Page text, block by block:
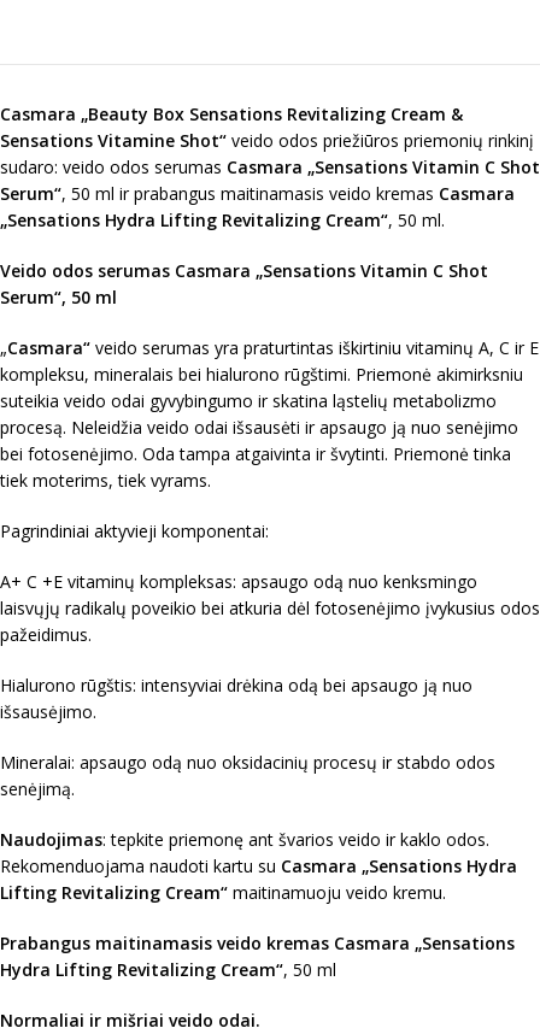
Casmara „Beauty Box Sensations Revitalizing Cream &
Sensations Vitamine Shot“ veido odos priežiūros priemonių rinkinį
sudaro: veido odos serumas Casmara „Sensations Vitamin C Shot
Serum“, 50 ml ir prabangus maitinamasis veido kremas Casmara
„Sensations Hydra Lifting Revitalizing Cream“, 50 ml.
Veido odos serumas Casmara „Sensations Vitamin C Shot
Serum“, 50 ml
„Casmara“ veido serumas yra praturtintas iškirtiniu vitaminų A, C ir E
kompleksu, mineralais bei hialurono rūgštimi. Priemonė akimirksniu
suteikia veido odai gyvybingumo ir skatina ląstelių metabolizmo
procesą. Neleidžia veido odai išsausėti ir apsaugo ją nuo senėjimo
bei fotosenėjimo. Oda tampa atgaivinta ir švytinti. Priemonė tinka
tiek moterims, tiek vyrams.
Pagrindiniai aktyvieji komponentai:
A+ C +E vitaminų kompleksas: apsaugo odą nuo kenksmingo
laisvųjų radikalų poveikio bei atkuria dėl fotosenėjimo įvykusius odos
pažeidimus.
Hialurono rūgštis: intensyviai drėkina odą bei apsaugo ją nuo
išsausėjimo.
Mineralai: apsaugo odą nuo oksidacinių procesų ir stabdo odos
senėjimą.
Naudojimas: tepkite priemonę ant švarios veido ir kaklo odos.
Rekomenduojama naudoti kartu su Casmara „Sensations Hydra
Lifting Revitalizing Cream“ maitinamuoju veido kremu.
Prabangus maitinamasis veido kremas Casmara „Sensations
Hydra Lifting Revitalizing Cream“, 50 ml
Normaliai ir mišriai veido odai.